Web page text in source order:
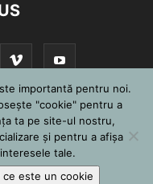
importantă pentru noi.
"cookie" pentru a
ta pe site-ul nostru,
şi pentru a afişa
tale.
ce este un cookie